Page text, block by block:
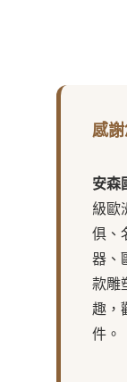
感
安森
級歐
俱、
器、
款雕
趣，
件。